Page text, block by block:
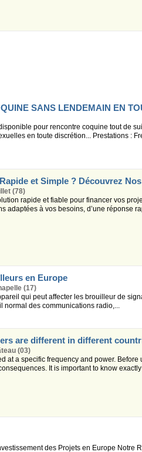
SANS LENDEMAIN EN
pour rencontre coquine tout de
en toute discrétion... Prestations :
et Simple ? Découvrez
(78)
rapide et fiable pour financer vos
adaptées à vos besoins, d’une réponse
en Europe
(17)
qui peut affecter les brouilleur de
normal des communications radio,...
are different in different
(03)
at a specific frequency and power.
It is important to know
des Projets en Europe Notre